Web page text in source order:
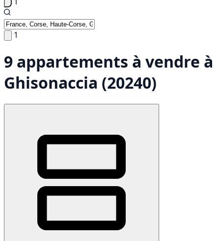
1
9 appartements à vendre à
Ghisonaccia (20240)